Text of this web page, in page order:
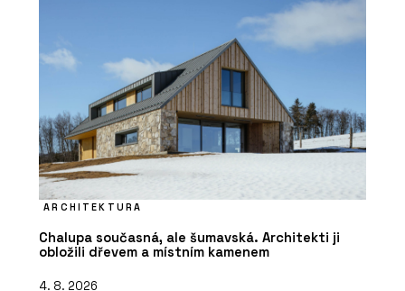
ARCHITEKTURA
Chalupa současná, ale šumavská. Architekti ji
obložili dřevem a místním kamenem
4. 8. 2026